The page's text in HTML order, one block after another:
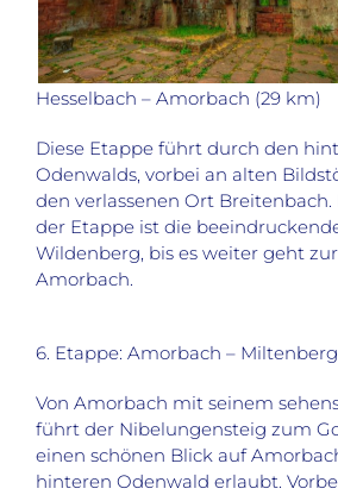
Hesselbach – Amorbach (29 km)
Diese Etappe führt durch den
Odenwalds, vorbei an alten
den verlassenen Ort
der Etappe ist die
Wildenberg, bis es weiter geht
Amorbach.
6. Etappe: Amorbach – Miltenberg
Von Amorbach mit seinem
führt der Nibelungensteig zum
einen schönen Blick auf
hinteren Odenwald erlaubt.